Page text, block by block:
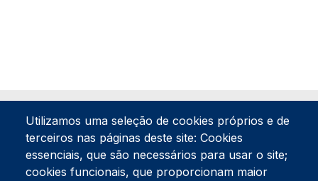
Utilizamos uma seleção de cookies próprios e de
terceiros nas páginas deste site: Cookies
essenciais, que são necessários para usar o site;
cookies funcionais, que proporcionam maior